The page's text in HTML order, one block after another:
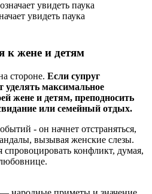
увидеть паука
к жене и детям
стороне. Если супруг
уделять максимальное
жене и детям, преподносить
или семейный отдых.
- он начнет отстраняться,
вызывая женские слезы.
конфликт, думая,